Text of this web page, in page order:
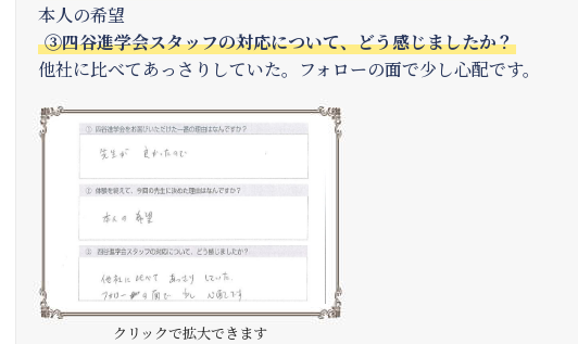
本人の希望
③四谷進学会スタッフの対応について、どう感じましたか？
他社に比べてあっさりしていた。フォローの面で少し心配です。
クリックで拡大できます